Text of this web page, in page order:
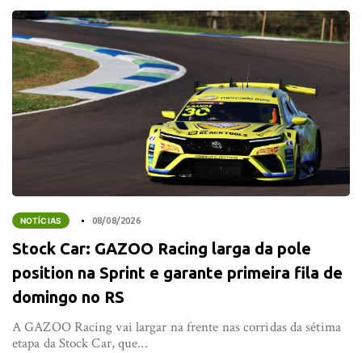
NOTÍCIAS 08/08/2026
Stock Car: GAZOO Racing larga da pole
position na Sprint e garante primeira fila de
domingo no RS
A GAZOO Racing vai largar na frente nas corridas da sétima
etapa da Stock Car, que...